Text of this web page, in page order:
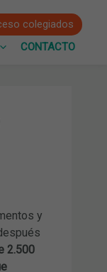
colegiados
CONTACTO
y
2.500